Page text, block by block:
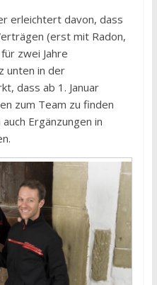
erleichtert davon, dass
(erst mit Radon,
zwei Jahre
unten in der
dass ab 1. Januar
zum Team zu finden
Ergänzungen in